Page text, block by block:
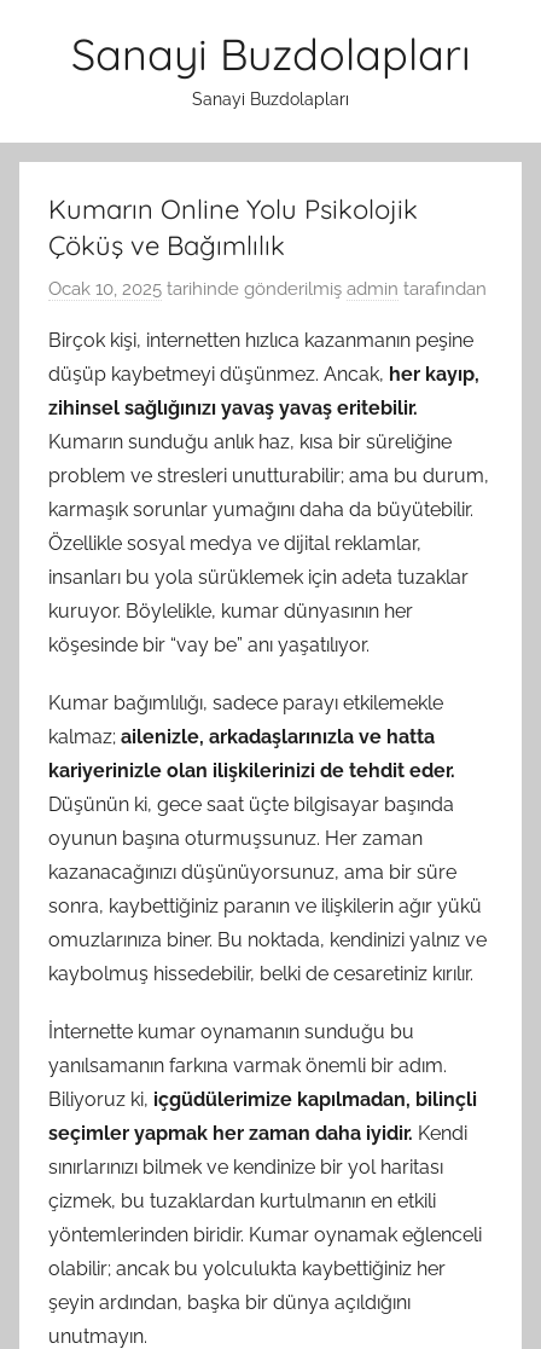
Sanayi Buzdolapları
Sanayi Buzdolapları
Kumarın Online Yolu Psikolojik
Çöküş ve Bağımlılık
Ocak 10, 2025 tarihinde gönderilmiş admin tarafından
Birçok kişi, internetten hızlıca kazanmanın peşine
düşüp kaybetmeyi düşünmez. Ancak, her kayıp,
zihinsel sağlığınızı yavaş yavaş eritebilir.
Kumarın sunduğu anlık haz, kısa bir süreliğine
problem ve stresleri unutturabilir; ama bu durum,
karmaşık sorunlar yumağını daha da büyütebilir.
Özellikle sosyal medya ve dijital reklamlar,
insanları bu yola sürüklemek için adeta tuzaklar
kuruyor. Böylelikle, kumar dünyasının her
köşesinde bir “vay be” anı yaşatılıyor.
Kumar bağımlılığı, sadece parayı etkilemekle
kalmaz; ailenizle, arkadaşlarınızla ve hatta
kariyerinizle olan ilişkilerinizi de tehdit eder.
Düşünün ki, gece saat üçte bilgisayar başında
oyunun başına oturmuşsunuz. Her zaman
kazanacağınızı düşünüyorsunuz, ama bir süre
sonra, kaybettiğiniz paranın ve ilişkilerin ağır yükü
omuzlarınıza biner. Bu noktada, kendinizi yalnız ve
kaybolmuş hissedebilir, belki de cesaretiniz kırılır.
İnternette kumar oynamanın sunduğu bu
yanılsamanın farkına varmak önemli bir adım.
Biliyoruz ki, içgüdülerimize kapılmadan, bilinçli
seçimler yapmak her zaman daha iyidir. Kendi
sınırlarınızı bilmek ve kendinize bir yol haritası
çizmek, bu tuzaklardan kurtulmanın en etkili
yöntemlerinden biridir. Kumar oynamak eğlenceli
olabilir; ancak bu yolculukta kaybettiğiniz her
şeyin ardından, başka bir dünya açıldığını
unutmayın.